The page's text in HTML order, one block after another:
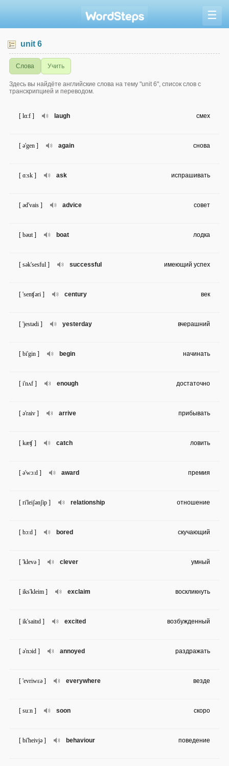
☰
unit 6
Слова Учить
Здесь вы найдёте английские слова на тему "unit 6", список слов с
транскрипцией и переводом.
laugh
[ lɑ:f ] смех
again
[ ə'gen ] снова
ask
[ ɑ:sk ] испрашивать
advice
[ əd'vais ] совет
boat
[ bəut ] лодка
successful
[ sək'sesful ] имеющий успех
century
[ 'senʧəri ] век
yesterday
[ 'jestədi ] вчерашний
begin
[ bi'gin ] начинать
enough
[ i'nʌf ] достаточно
arrive
[ ə'raiv ] прибывать
catch
[ kæʧ ] ловить
award
[ ə'wɔ:d ] премия
relationship
[ ri'leiʃənʃip ] отношение
bored
[ bɔ:d ] скучающий
clever
[ 'klevə ] умный
exclaim
[ iks'kleim ] воскликнуть
excited
[ ik'saitɪd ] возбужденный
annoyed
[ ə'nɔid ] раздражать
everywhere
[ 'evriwɛə ] везде
soon
[ su:n ] скоро
behaviour
[ bi'heivjə ] поведение